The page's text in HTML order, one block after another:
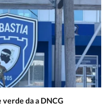
verde da a DNCG